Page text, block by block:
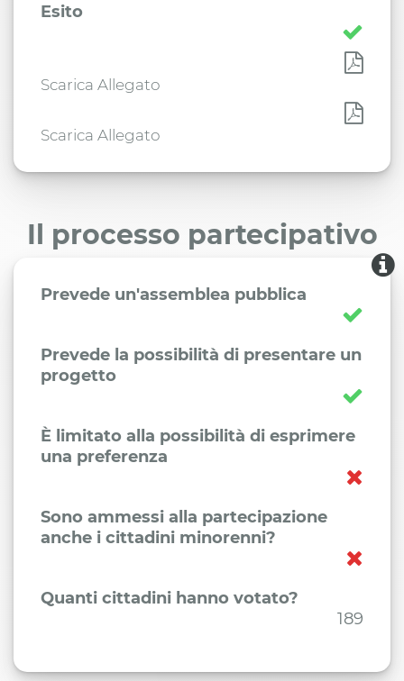
Esito
Scarica Allegato
Scarica Allegato
Il processo partecipativo
Prevede un'assemblea pubblica
Prevede la possibilità di presentare un
progetto
È limitato alla possibilità di esprimere
una preferenza
Sono ammessi alla partecipazione
anche i cittadini minorenni?
Quanti cittadini hanno votato?
189